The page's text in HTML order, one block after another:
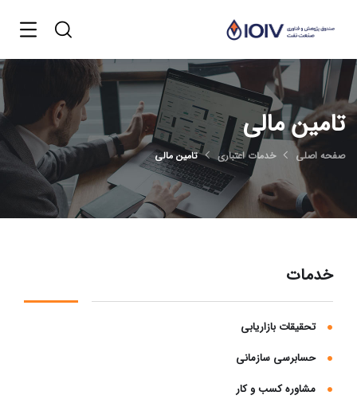
تامین مالی
صفحه اصلی خدمات اعتباری تامین مالی
خدمات
تحقیقات بازاریابی
حسابرسی سازمانی
مشاوره کسب و کار